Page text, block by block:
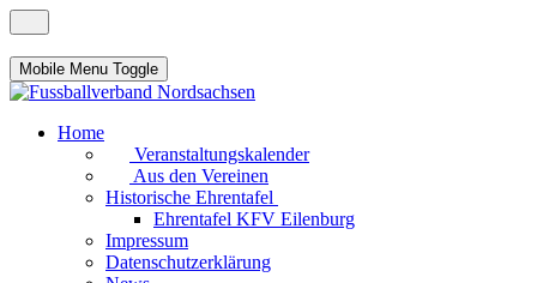
Mobile Menu Toggle
Home
Veranstaltungskalender
Aus den Vereinen
Historische Ehrentafel
Ehrentafel KFV Eilenburg
Impressum
Datenschutzerklärung